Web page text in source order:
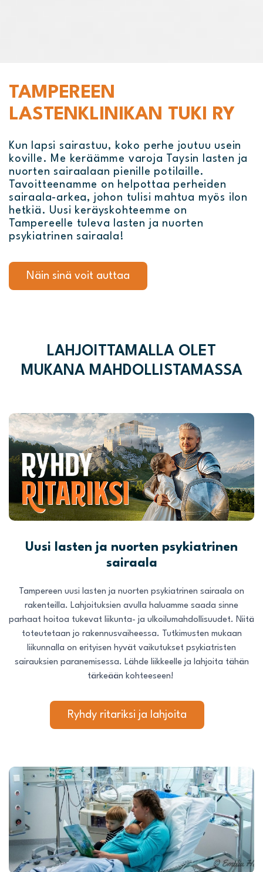
TAMPEREEN
LASTENKLINIKAN TUKI RY
Kun lapsi sairastuu, koko perhe joutuu usein
koville. Me keräämme varoja Taysin lasten ja
nuorten sairaalaan pienille potilaille.
Tavoitteenamme on helpottaa perheiden
sairaala-arkea, johon tulisi mahtua myös ilon
hetkiä. Uusi keräyskohteemme on
Tampereelle tuleva lasten ja nuorten
psykiatrinen sairaala!
Näin sinä voit auttaa
LAHJOITTAMALLA OLET
MUKANA MAHDOLLISTAMASSA
Uusi lasten ja nuorten psykiatrinen
sairaala
Tampereen uusi lasten ja nuorten psykiatrinen sairaala on
rakenteilla. Lahjoituksien avulla haluamme saada sinne
parhaat hoitoa tukevat liikunta- ja ulkoilumahdollisuudet. Niitä
toteutetaan jo rakennusvaiheessa. Tutkimusten mukaan
liikunnalla on erityisen hyvät vaikutukset psykiatristen
sairauksien paranemisessa. Lähde liikkeelle ja lahjoita tähän
tärkeään kohteeseen!
Ryhdy ritariksi ja lahjoita